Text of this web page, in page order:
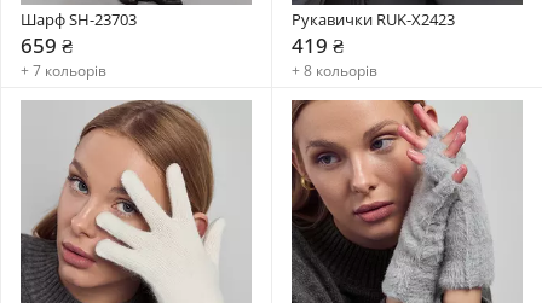
Шарф SH-23703
659 ₴
+ 7 кольорів
Рукавички RUK-X2423
419 ₴
+ 8 кольорів